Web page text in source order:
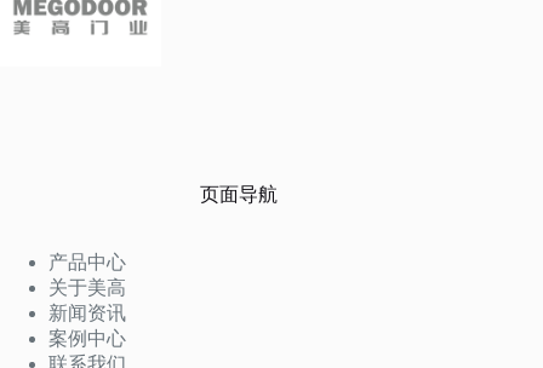
页面导航
产品中心
关于美高
新闻资讯
案例中心
联系我们